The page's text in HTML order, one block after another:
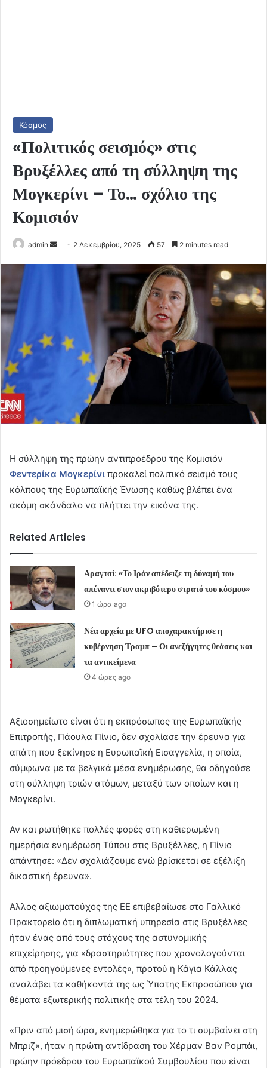
Κόσμος
«Πολιτικός σεισμός» στις
Βρυξέλλες από τη σύλληψη της
Μογκερίνι – Το… σχόλιο της
Κομισιόν
admin
Send 2 Δεκεμβρίου, 2025 57 2 minutes read
Η σύλληψη της πρώην αντιπροέδρου της Κομισιόν
Φεντερίκα Μογκερίνι προκαλεί πολιτικό σεισμό τους
κόλπους της Ευρωπαϊκής Ένωσης καθώς βλέπει ένα
ακόμη σκάνδαλο να πλήττει την εικόνα της.
Related Articles
Αραγτσί: «Το Ιράν απέδειξε τη δύναμή του
απέναντι στον ακριβότερο στρατό του κόσμου»
1 ώρα ago
Νέα αρχεία με UFO αποχαρακτήρισε η
κυβέρνηση Τραμπ – Οι ανεξήγητες θεάσεις και
τα αντικείμενα
4 ώρες ago
Αξιοσημείωτο είναι ότι η εκπρόσωπος της Ευρωπαϊκής
Επιτροπής, Πάουλα Πίνιο, δεν σχολίασε την έρευνα για
απάτη που ξεκίνησε η Ευρωπαϊκή Εισαγγελία, η οποία,
σύμφωνα με τα βελγικά μέσα ενημέρωσης, θα οδηγούσε
στη σύλληψη τριών ατόμων, μεταξύ των οποίων και η
Μογκερίνι.
Αν και ρωτήθηκε πολλές φορές στη καθιερωμένη
ημερήσια ενημέρωση Τύπου στις Βρυξέλλες, η Πίνιο
απάντησε: «Δεν σχολιάζουμε ενώ βρίσκεται σε εξέλιξη
δικαστική έρευνα».
Άλλος αξιωματούχος της ΕΕ επιβεβαίωσε στο Γαλλικό
Πρακτορείο ότι η διπλωματική υπηρεσία στις Βρυξέλλες
ήταν ένας από τους στόχους της αστυνομικής
επιχείρησης, για «δραστηριότητες που χρονολογούνται
από προηγούμενες εντολές», προτού η Κάγια Κάλλας
αναλάβει τα καθήκοντά της ως Ύπατης Εκπροσώπου για
θέματα εξωτερικής πολιτικής στα τέλη του 2024.
«Πριν από μισή ώρα, ενημερώθηκα για το τι συμβαίνει στη
Μπριζ», ήταν η πρώτη αντίδραση του Χέρμαν Βαν Ρομπάι,
πρώην πρόεδρου του Ευρωπαϊκού Συμβουλίου που είναι